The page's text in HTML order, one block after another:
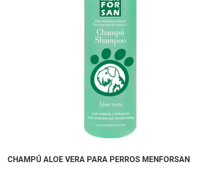
CHAMPÚ ALOE VERA PARA PERROS MENFORSAN